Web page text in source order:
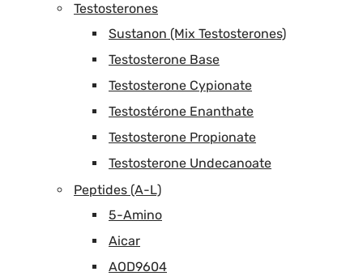
Testosterones
Sustanon (Mix Testosterones)
Testosterone Base
Testosterone Cypionate
Testostérone Enanthate
Testosterone Propionate
Testosterone Undecanoate
Peptides (A-L)
5-Amino
Aicar
AOD9604